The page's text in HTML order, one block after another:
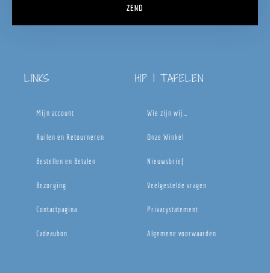
ZEND
LINKS
Mijn account
Ruilen en Retourneren
Bestellen en Betalen
Bezorging
Contactpagina
Cadeaubon
HIP | TAFELEN
Wie zijn wij…
Onze Winkel
Nieuwsbrief
Veelgestelde vragen
Privacystatement
Algemene voorwaarden